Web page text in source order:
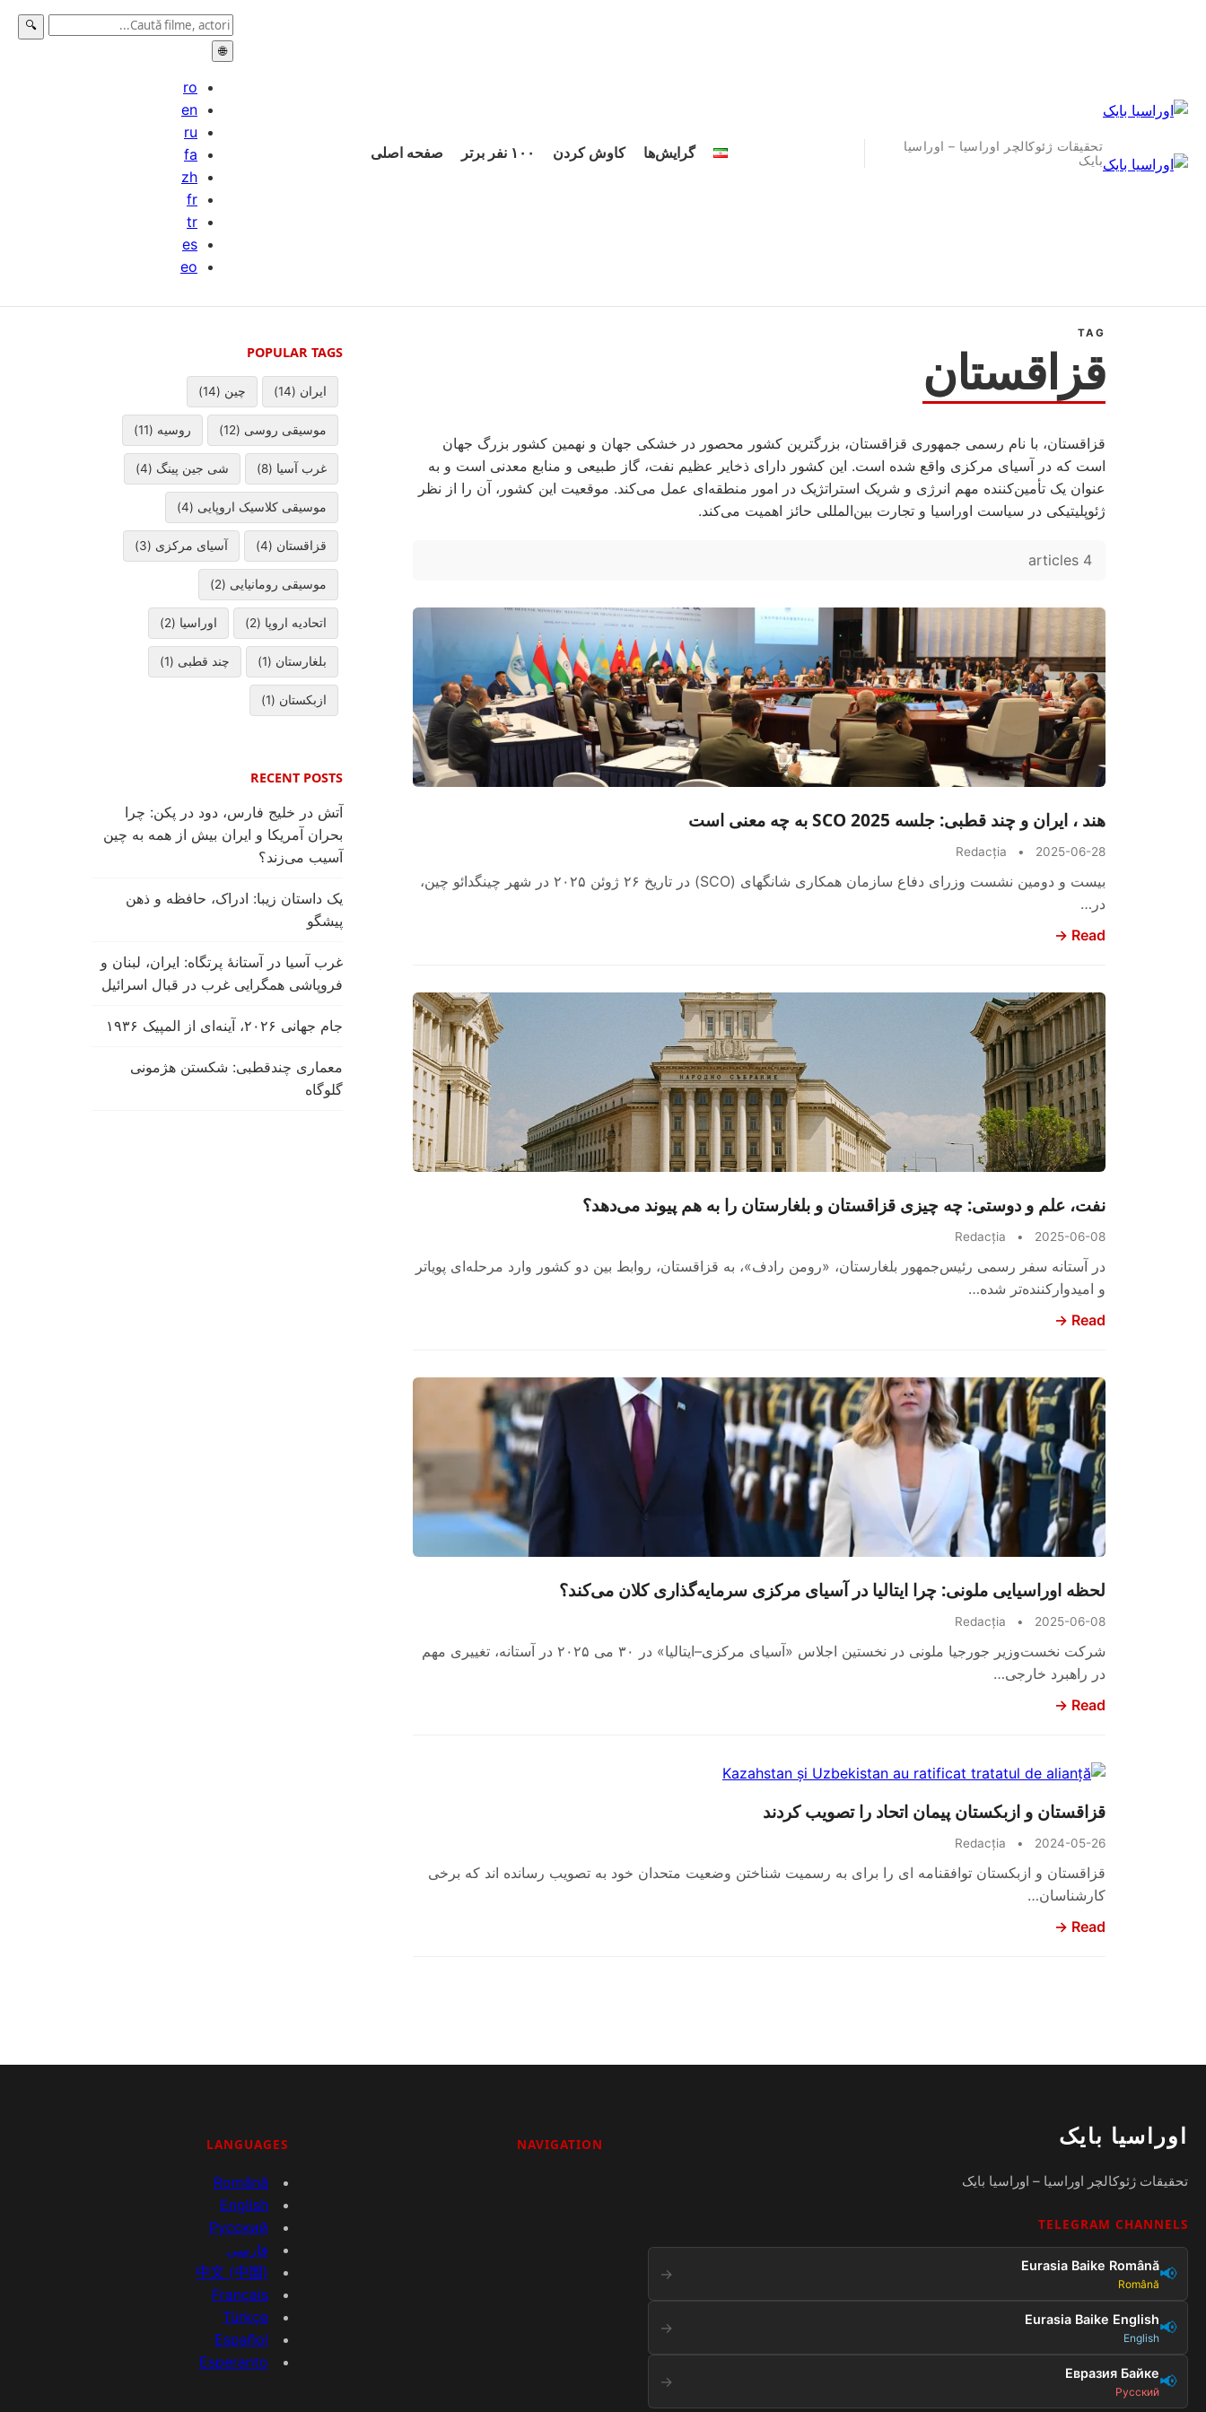
تحقیقات ژئوکالچر اوراسیا – اوراسیا
بایک
گرایش‌ها کاوش کردن ۱۰۰ نفر برتر صفحه اصلی
🔍
🌐
ro
en
ru
fa
zh
fr
tr
es
eo
TAG
قزاقستان
قزاقستان، با نام رسمی جمهوری قزاقستان، بزرگترین کشور محصور در خشکی جهان و نهمین کشور بزرگ جهان
است که در آسیای مرکزی واقع شده است. این کشور دارای ذخایر عظیم نفت، گاز طبیعی و منابع معدنی است و به
عنوان یک تأمین‌کننده مهم انرژی و شریک استراتژیک در امور منطقه‌ای عمل می‌کند. موقعیت این کشور، آن را از نظر
ژئوپلیتیکی در سیاست اوراسیا و تجارت بین‌المللی حائز اهمیت می‌کند.
4 articles
هند ، ایران و چند قطبی: جلسه SCO 2025 به چه معنی است
2025-06-28
•
Redacția
بیست و دومین نشست وزرای دفاع سازمان همکاری شانگهای (SCO) در تاریخ ۲۶ ژوئن ۲۰۲۵ در شهر چینگدائو چین،
در…
Read →
نفت، علم و دوستی: چه چیزی قزاقستان و بلغارستان را به هم پیوند می‌دهد؟
2025-06-08
•
Redacția
در آستانه سفر رسمی رئیس‌جمهور بلغارستان، «رومن رادف»، به قزاقستان، روابط بین دو کشور وارد مرحله‌ای پویاتر
و امیدوارکننده‌تر شده…
Read →
لحظه اوراسیایی ملونی: چرا ایتالیا در آسیای مرکزی سرمایه‌گذاری کلان می‌کند؟
2025-06-08
•
Redacția
شرکت نخست‌وزیر جورجیا ملونی در نخستین اجلاس «آسیای مرکزی–ایتالیا» در ۳۰ می ۲۰۲۵ در آستانه، تغییری مهم
در راهبرد خارجی…
Read →
قزاقستان و ازبکستان پیمان اتحاد را تصویب کردند
2024-05-26
•
Redacția
قزاقستان و ازبکستان توافقنامه ای را برای به رسمیت شناختن وضعیت متحدان خود به تصویب رسانده اند که برخی
کارشناسان…
Read →
POPULAR TAGS
ایران (14) چین (14)
موسیقی روسی (12) روسیه (11)
غرب آسیا (8) شی جین پینگ (4)
موسیقی کلاسیک اروپایی (4)
قزاقستان (4) آسیای مرکزی (3)
موسیقی رومانیایی (2)
اتحادیه اروپا (2) اوراسیا (2)
بلغارستان (1) چند قطبی (1)
ازبکستان (1)
RECENT POSTS
آتش در خلیج فارس، دود در پکن: چرا
بحران آمریکا و ایران بیش از همه به چین
آسیب می‌زند؟
یک داستان زیبا: ادراک، حافظه و ذهن
پیشگو
غرب آسیا در آستانهٔ پرتگاه: ایران، لبنان و
فروپاشی همگرایی غرب در قبال اسرائیل
جام جهانی ۲۰۲۶، آینه‌ای از المپیک ۱۹۳۶
معماری چندقطبی: شکستن هژمونی
گلوگاه
اوراسیا بایک
تحقیقات ژئوکالچر اوراسیا – اوراسیا بایک
TELEGRAM CHANNELS
📢
Eurasia Baike Română
Română
→
📢
Eurasia Baike English
English
→
📢
Евразия Байке
Русский
→
NAVIGATION
LANGUAGES
Română
English
Русский
فارسی
中文 (中国)
Français
Türkçe
Español
Esperanto